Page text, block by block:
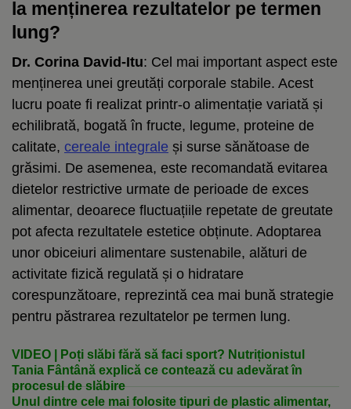
la menținerea rezultatelor pe termen
lung?
Dr. Corina David-Itu: Cel mai important aspect este
menținerea unei greutăți corporale stabile. Acest
lucru poate fi realizat printr-o alimentație variată și
echilibrată, bogată în fructe, legume, proteine de
calitate, cereale integrale și surse sănătoase de
grăsimi. De asemenea, este recomandată evitarea
dietelor restrictive urmate de perioade de exces
alimentar, deoarece fluctuațiile repetate de greutate
pot afecta rezultatele estetice obținute. Adoptarea
unor obiceiuri alimentare sustenabile, alături de
activitate fizică regulată și o hidratare
corespunzătoare, reprezintă cea mai bună strategie
pentru păstrarea rezultatelor pe termen lung.
VIDEO | Poți slăbi fără să faci sport? Nutriționistul
Tania Fântână explică ce contează cu adevărat în
procesul de slăbire
Unul dintre cele mai folosite tipuri de plastic alimentar,